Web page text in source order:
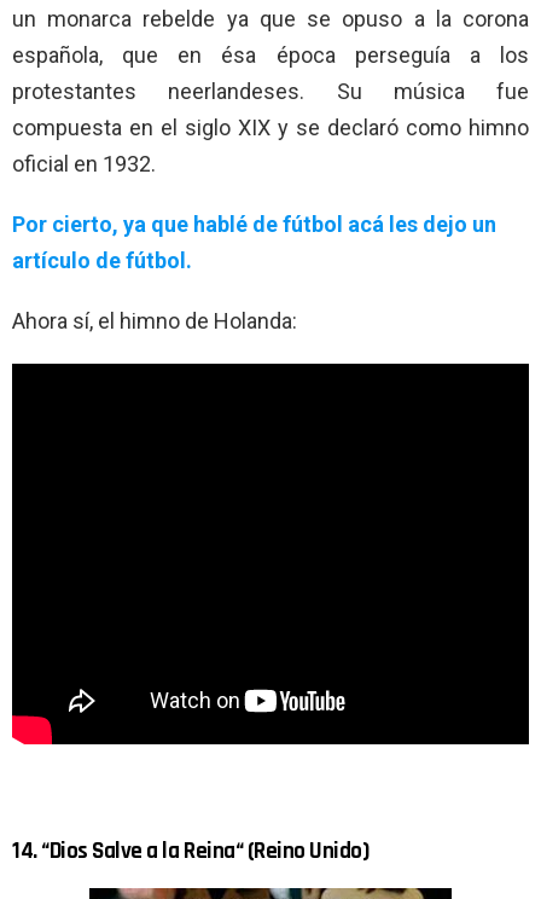
un monarca rebelde ya que se opuso a la corona
española, que en ésa época perseguía a los
protestantes neerlandeses. Su música fue
compuesta en el siglo XIX y se declaró como himno
oficial en 1932.
Por cierto, ya que hablé de fútbol acá les dejo un
artículo de fútbol.
Ahora sí, el himno de Holanda:
14. “Dios Salve a la Reina“ (Reino Unido)